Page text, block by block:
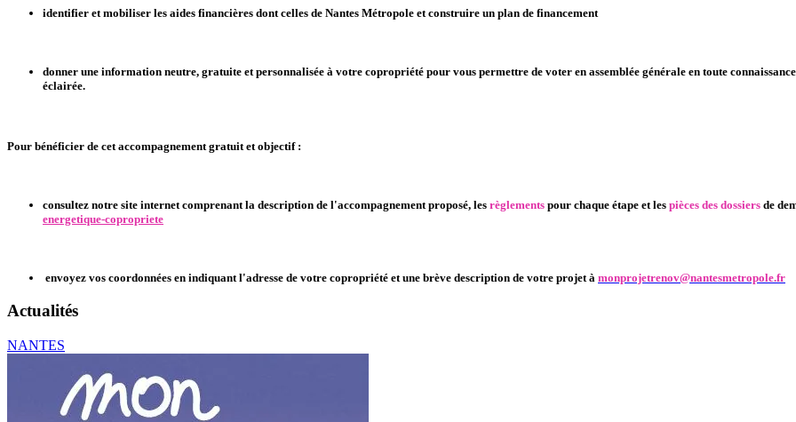
identifier et mobiliser les aides financières dont celles de Nantes Métropole et construire un plan de financement
donner une information neutre, gratuite et personnalisée à votre copropriété pour vous permettre de voter en assemblée générale en toute connaissance
éclairée.
Pour bénéficier de cet accompagnement gratuit et objectif :
consultez notre site internet comprenant la description de l'accompagnement proposé, les règlements pour chaque étape et les pièces des dossiers de
energetique-copropriete
envoyez vos coordonnées en indiquant l'adresse de votre copropriété et une brève description de votre projet à monprojetrenov@nantesmetropole.fr
Actualités
NANTES